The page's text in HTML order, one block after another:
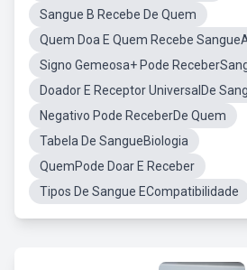
Sangue B Recebe De Quem
Quem Doa E Quem Recebe
Signo Gemeosa+ Pode
Doador E Receptor UniversalDe
Negativo Pode ReceberDe Quem
Tabela De SangueBiologia
QuemPode Doar E Receber
Tipos De Sangue ECompatibilidade